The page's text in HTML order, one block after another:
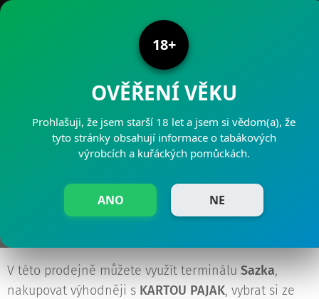
NOVÁ PRODEJNA - LITVÍNOV
Otevřeli jsme novou prodejnu PAJAK na adrese 9.
V této prodejně můžete využít terminálu Sazka,
nakupovat výhodněji s KARTOU PAJAK, vybrat si ze
18+
OVĚŘENÍ VĚKU
Prohlašuji, že jsem starší 18 let a jsem si vědom(a), že
tyto stránky obsahují informace o tabákových
výrobcích a kuřáckých pomůckách.
ANO NE